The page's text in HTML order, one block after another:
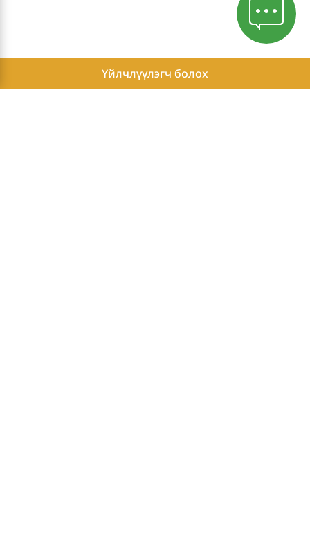
Үйлчлүүлэгч болох